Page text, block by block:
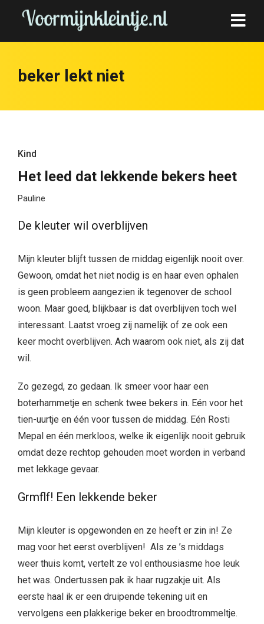
beker lekt niet
Kind
Het leed dat lekkende bekers heet
Pauline
De kleuter wil overblijven
Mijn kleuter blijft tussen de middag eigenlijk nooit over.
Gewoon, omdat het niet nodig is en haar even ophalen
is geen probleem aangezien ik tegenover de school
woon. Maar goed, blijkbaar is dat overblijven toch wel
interessant. Laatst vroeg zij namelijk of ze ook een
keer mocht overblijven. Ach waarom ook niet, als zij dat
wil.
Zo gezegd, zo gedaan. Ik smeer voor haar een
boterhammetje en schenk twee bekers in. Eén voor het
tien-uurtje en één voor tussen de middag. Eén Rosti
Mepal en één merkloos, welke ik eigenlijk nooit gebruik
omdat deze rechtop gehouden moet worden in verband
met lekkage gevaar.
Grmflf! Een lekkende beker
Mijn kleuter is opgewonden en ze heeft er zin in! Ze
mag voor het eerst overblijven! Als ze ’s middags
weer thuis komt, vertelt ze vol enthousiasme hoe leuk
het was. Ondertussen pak ik haar rugzakje uit. Als
eerste haal ik er een druipende tekening uit en
vervolgens een plakkerige beker en broodtrommeltje.